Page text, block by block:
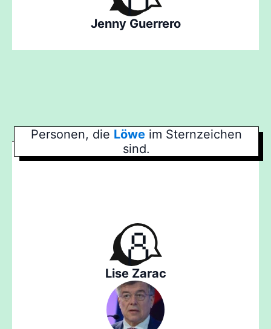
Jenny Guerrero
Personen, die Löwe im Sternzeichen
sind.
Lise Zarac